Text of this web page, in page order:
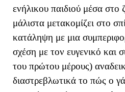
ενήλικου παιδιού μέσα στο
μάλιστα μετακομίζει στο
κατάληψη με μια
σχέση με τον ευγενικό και
του πρώτου μέρους)
διαστρεβλωτικά το πώς ο